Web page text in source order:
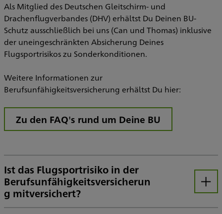
Als Mitglied des Deutschen Gleitschirm- und
Drachenflugverbandes (DHV) erhältst Du Deinen BU-
Schutz ausschließlich bei uns (Can und Thomas) inklusive
der uneingeschränkten Absicherung Deines
Flugsportrisikos zu Sonderkonditionen.
Weitere Informationen zur
Berufsunfähigkeitsversicherung erhältst Du hier:
Zu den FAQ's rund um Deine BU
Ist das Flugsportrisiko in der
Berufsunfähigkeitsversicherun
g mitversichert?
Öffnen